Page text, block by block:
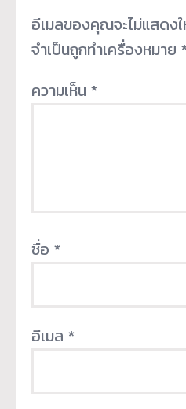
อีเมลของคุณจะไม่แสดง
จำเป็นถูกทำเครื่องหมาย
ความเห็น *
ชื่อ *
อีเมล *